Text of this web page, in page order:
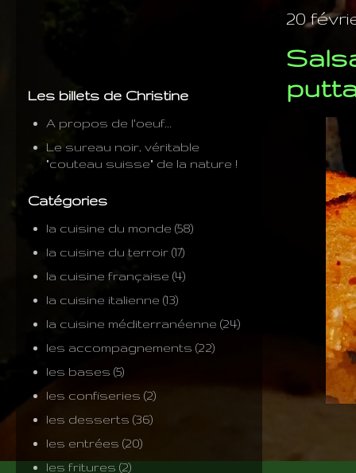
20
Les billets de Christine
A propos de l'oeuf...
Le sureau noir, véritable
"couteau suisse" de la nature !
Catégories
la cuisine du monde (58)
la cuisine du terroir (17)
la cuisine française (4)
la cuisine italienne (13)
la cuisine méditerranéenne (24)
les accompagnements (22)
les bases (5)
les confiseries (2)
les desserts (36)
les entrées (20)
les fritures (2)